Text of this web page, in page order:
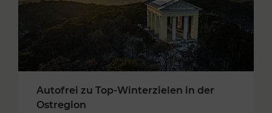
Autofrei zu Top-Winterzielen in der
Ostregion